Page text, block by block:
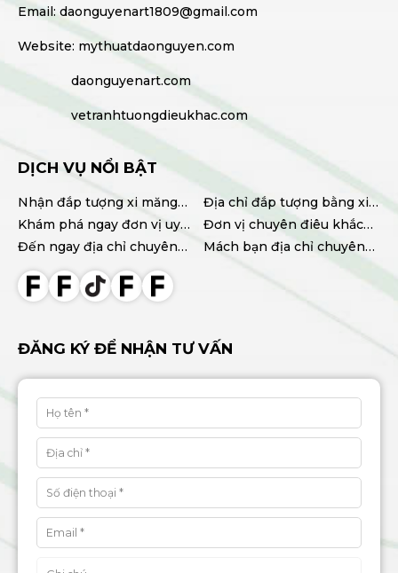
Email: daonguyenart1809@gmail.com
Website: mythuatdaonguyen.com
daonguyenart.com
vetranhtuongdieukhac.com
DỊCH VỤ NỔI BẬT
Nhận đắp tượng xi măng
tại TPHCM chất lượng, giá
tốt
Địa chỉ đắp tượng bằng xi
măng uy tín, chất lượng
Khám phá ngay đơn vị uy
tín chuyên điêu khắc
tượng xi măng TPHCM
Đơn vị chuyên điêu khắc
tượng xi măng chất lượng
Đến ngay địa chỉ chuyên
cung cấp tượng xi măng
chất lượng giá tốt
Mách bạn địa chỉ chuyên
ĐĂNG KÝ ĐỂ NHẬN TƯ VẤN